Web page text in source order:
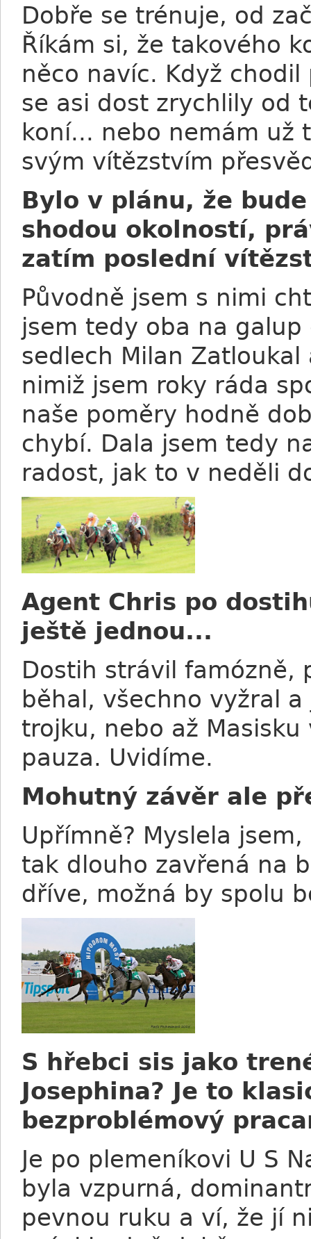
Dobře se trénuje, od
Říkám si, že takového
něco navíc. Když
se asi dost zrychlily od
koní... nebo nemám už
svým vítězstvím
Bylo v plánu, že
shodou okolností,
zatím poslední
Původně jsem s nimi
jsem tedy oba na
sedlech Milan Zatloukal
nimiž jsem roky ráda
naše poměry hodně
chybí. Dala jsem tedy
radost, jak to v neděli
Agent Chris po
ještě jednou...
Dostih strávil famózně,
běhal, všechno vyžral
trojku, nebo až
pauza. Uvidíme.
Mohutný závěr ale
Upřímně? Myslela
tak dlouho zavřená na
dříve, možná by spolu
S hřebci sis jako
Josephina? Je to
bezproblémový
Je po plemeníkovi U S
byla vzpurná,
pevnou ruku a ví, že jí